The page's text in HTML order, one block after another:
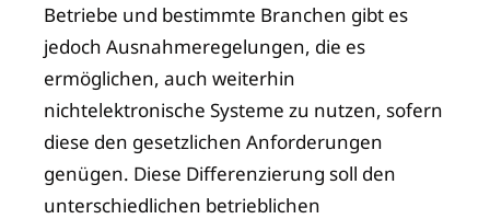
Betriebe und bestimmte Branchen gibt es
jedoch Ausnahmeregelungen, die es
ermöglichen, auch weiterhin
nichtelektronische Systeme zu nutzen, sofern
diese den gesetzlichen Anforderungen
genügen. Diese Differenzierung soll den
unterschiedlichen betrieblichen